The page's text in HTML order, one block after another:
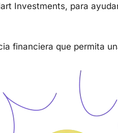
Investments, para
financiera que permita